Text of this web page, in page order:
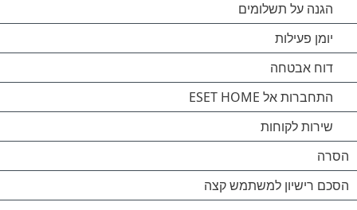
הגנה על תשלומים
יומן פעילות
דוח אבטחה
התחברות אל ESET HOME
שירות לקוחות
הסרה
הסכם רישיון למשתמש קצה